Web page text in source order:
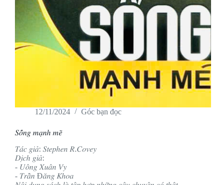
12/11/2024 Góc bạn đọc
𝑆𝑜̂́𝑛𝑔 𝑚𝑎̣𝑛ℎ 𝑚𝑒̃
𝑇𝑎́𝑐 𝑔𝑖𝑎̉: 𝑆𝑡𝑒𝑝ℎ𝑒𝑛 𝑅.𝐶𝑜𝑣𝑒𝑦
𝐷𝑖̣𝑐ℎ 𝑔𝑖𝑎̉:
- 𝑈𝑜̂𝑛𝑔 𝑋𝑢𝑎̂𝑛 𝑉𝑦
- 𝑇𝑟𝑎̂̀𝑛 Đ𝑎̆𝑛𝑔 𝐾ℎ𝑜𝑎